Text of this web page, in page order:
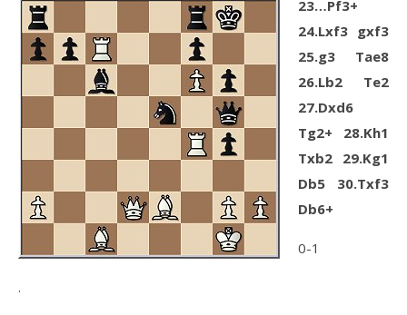
23…Pf3+
24.Lxf3 gxf3
25.g3 Tae8
26.Lb2 Te2
27.Dxd6
Tg2+ 28.Kh1
Txb2 29.Kg1
Db5 30.Txf3
Db6+
0-1
.